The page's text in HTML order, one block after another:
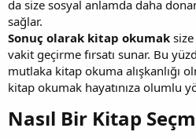
da size sosyal anlamda daha
sağlar.
Sonuç olarak kitap okumak
vakit geçirme fırsatı sunar. Bu
mutlaka kitap okuma alışkanlığı
kitap okumak hayatınıza olumlu
Nasıl Bir Kitap